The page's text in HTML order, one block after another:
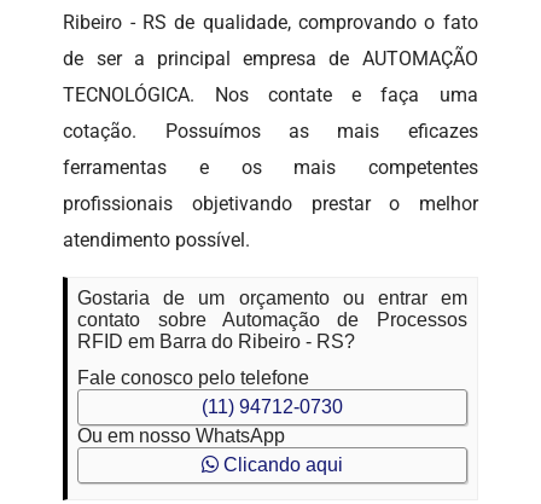
Ribeiro - RS de qualidade, comprovando o fato
de ser a principal empresa de AUTOMAÇÃO
TECNOLÓGICA. Nos contate e faça uma
cotação. Possuímos as mais eficazes
ferramentas e os mais competentes
profissionais objetivando prestar o melhor
atendimento possível.
Gostaria de um orçamento ou entrar em
contato sobre Automação de Processos
RFID em Barra do Ribeiro - RS?
Fale conosco pelo telefone
(11) 94712-0730
Ou em nosso WhatsApp
Clicando aqui